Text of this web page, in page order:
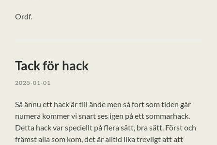
Ordf.
Tack för hack
2025-01-01
Så ännu ett hack är till ände men så fort som tiden går
numera kommer vi snart ses igen på ett sommarhack.
Detta hack var speciellt på flera sätt, bra sätt. Först och
främst alla som kom, det är alltid lika trevligt att att